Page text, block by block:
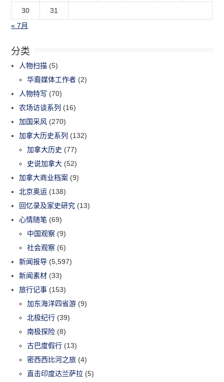
30
31
« 7月
分类
人物扫描 (5)
华裔媒体工作者 (2)
人物特写 (70)
农场访谈系列 (16)
加国采风 (270)
加拿大历史系列 (132)
加拿大历史 (77)
史说加拿大 (52)
加拿大商业档案 (9)
北京奥运 (138)
回忆录及家史研究 (13)
心情随笔 (69)
中国观察 (9)
社会观察 (6)
新闻报导 (5,597)
新闻素材 (33)
旅行记事 (153)
加东海洋四省游 (9)
北极纪行 (39)
南极探险 (8)
古巴度假行 (13)
密西西比河之旅 (4)
直击印度达兰萨拉 (5)